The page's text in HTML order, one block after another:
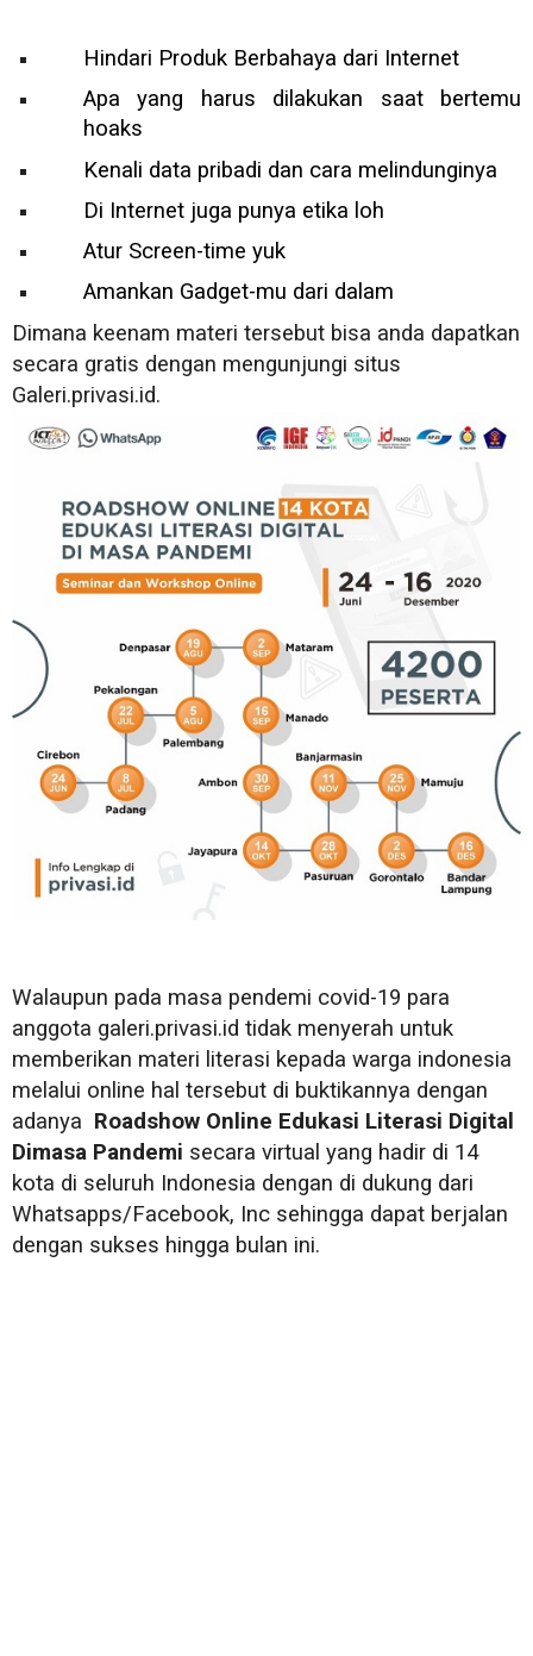
Hindari Produk Berbahaya dari Internet
Apa yang harus dilakukan saat bertemu
hoaks
Kenali data pribadi dan cara melindunginya
Di Internet juga punya etika loh
Atur Screen-time yuk
Amankan Gadget-mu dari dalam
Dimana keenam materi tersebut bisa anda dapatkan
secara gratis dengan mengunjungi situs
Galeri.privasi.id.
Walaupun pada masa pendemi covid-19 para
anggota galeri.privasi.id tidak menyerah untuk
memberikan materi literasi kepada warga indonesia
melalui online hal tersebut di buktikannya dengan
adanya Roadshow Online Edukasi Literasi Digital
Dimasa Pandemi secara virtual yang hadir di 14
kota di seluruh Indonesia dengan di dukung dari
Whatsapps/Facebook, Inc sehingga dapat berjalan
dengan sukses hingga bulan ini.